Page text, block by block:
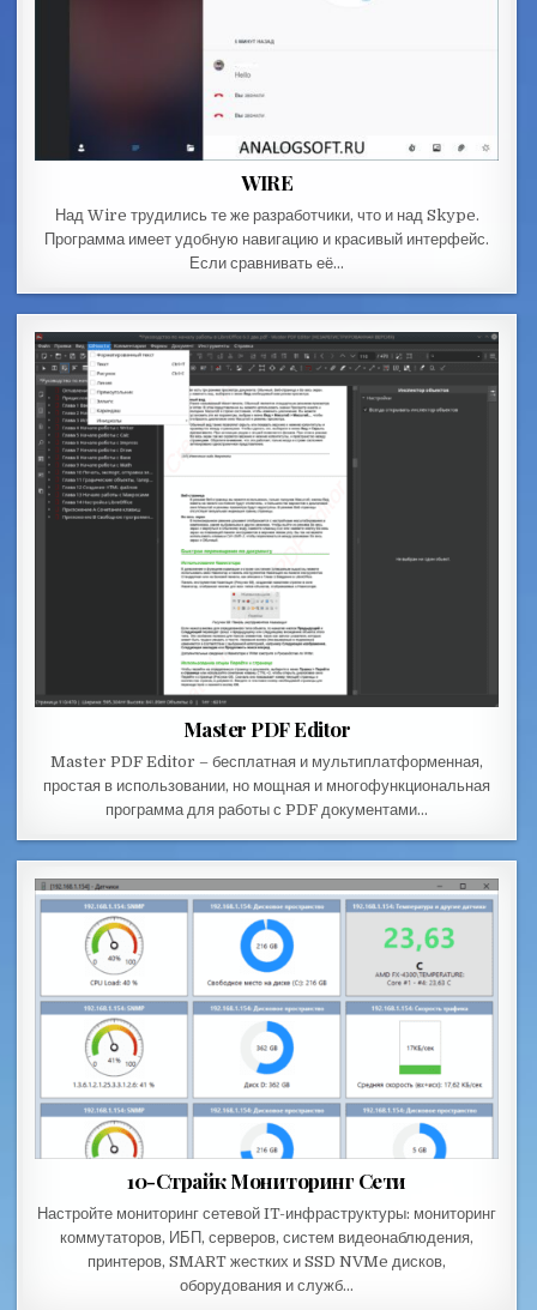
WIRE
Над Wire трудились те же разработчики, что и над Skype.
Программа имеет удобную навигацию и красивый интерфейс.
Если сравнивать её…
Master PDF Editor
Master PDF Editor – бесплатная и мультиплатформенная,
простая в использовании, но мощная и многофункциональная
программа для работы с PDF документами…
10-Страйк Мониторинг Сети
Настройте мониторинг сетевой IT-инфраструктуры: мониторинг
коммутаторов, ИБП, серверов, систем видеонаблюдения,
принтеров, SMART жестких и SSD NVMe дисков,
оборудования и служб…